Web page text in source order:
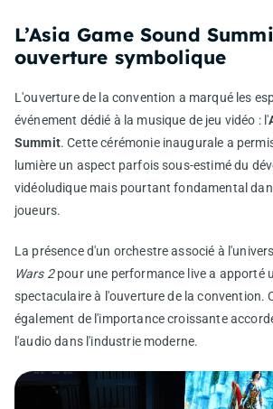
L’Asia Game Sound
ouverture symbolique
L'ouverture de la convention a marqué les
événement dédié à la musique de jeu vidéo : l'
Summit. Cette cérémonie inaugurale a
lumière un aspect parfois sous-estimé du
vidéoludique mais pourtant fondamental
joueurs.
La présence d'un orchestre associé à
Wars 2pour une performance live a apporté
spectaculaire à l'ouverture de la convention.
également de l'importance croissante
l'audio dans l'industrie moderne.